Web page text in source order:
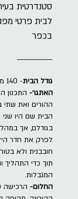
סטנדרטית
לבית פרטי
בכפר
גודל הבית- 140 מ"ר
האתגר- התכנון
ההורים ואת שתי
הבית שם היו
בגודלם, אך
לפרק את חדר
חובבנית ולא
תוך כדי
המגבלות.
החלום-